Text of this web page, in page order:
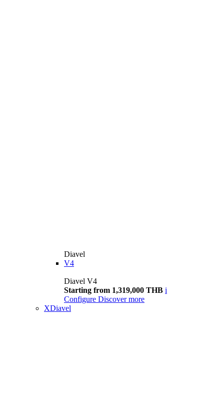
Diavel
V4
Diavel V4
Starting from 1,319,000 THB i
Configure Discover more
XDiavel